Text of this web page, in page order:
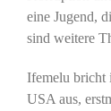
eine Jugend,
sind weitere
Ifemelu bricht
USA aus,